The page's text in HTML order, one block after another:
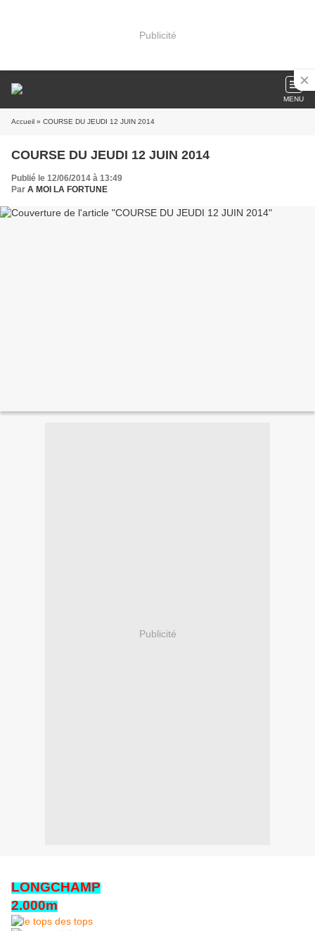
Publicité
MENU
Accueil » COURSE DU JEUDI 12 JUIN 2014
COURSE DU JEUDI 12 JUIN 2014
Publié le 12/06/2014 à 13:49
Par A MOI LA FORTUNE
Publicité
LONGCHAMP
2.000m